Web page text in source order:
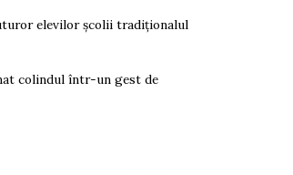
elevilor școlii tradiționalul
colindul într-un gest de